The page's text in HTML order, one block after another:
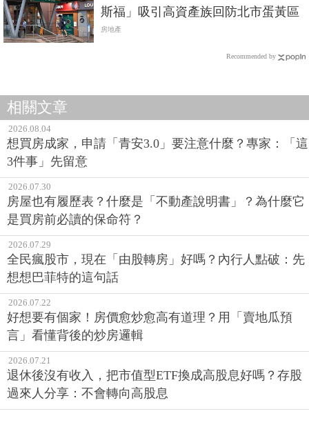
斯福」吸引高資產族回防北市蛋黃區
房地產
Recommended by
相關文章
2026.08.04
想買房成家，申請「青安3.0」要注意什麼？專家：「這
3件事」先留意
2026.07.30
房屋也有履歷表？什麼是「不動產說明書」？為什麼它
是買房前必讀的保命符？
2026.07.29
全民瘋股市，現在「由股轉房」好嗎？內行人點破：先
想想巴菲特的這句話
2026.07.22
好想要有個家！房價愈炒愈高有道理？用「賣地瓜預
言」看懂背後的炒房邏輯
2026.07.21
退休後沒有收入，把市值型ETF換成高股息好嗎？存股
過來人分享：不會轉向高股息